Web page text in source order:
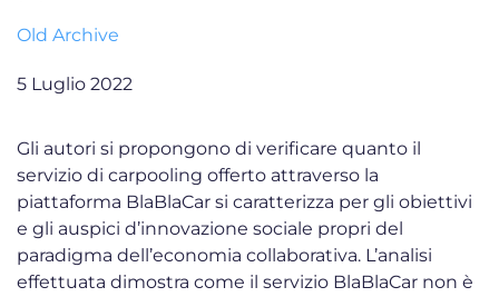
Old Archive
5 Luglio 2022
Gli autori si propongono di verificare quanto il
servizio di carpooling offerto attraverso la
piattaforma BlaBlaCar si caratterizza per gli obiettivi
e gli auspici d’innovazione sociale propri del
paradigma dell’economia collaborativa. L’analisi
effettuata dimostra come il servizio BlaBlaCar non è